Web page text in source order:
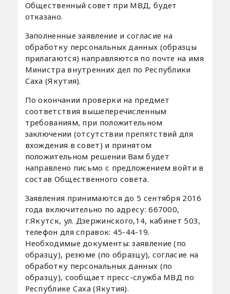
Общественный совет при МВД, будет
отказано.
Заполненные заявление и согласие на
обработку персональных данных (образцы
прилагаются) направляются по почте на имя
Министра внутренних дел по Республики
Саха (Якутия).
По окончании проверки на предмет
соответствия вышеперечисленным
требованиям, при положительном
заключении (отсутствии препятствий для
вхождения в совет) и принятом
положительном решении Вам будет
направлено письмо с предложением войти в
состав Общественного совета.
Заявления принимаются до 5 сентября 2016
года включительно по адресу: 667000,
г.Якутск, ул. Дзержинского,14, кабинет 503,
телефон для справок: 45-44-19.
Необходимые документы: заявление (по
образцу), резюме (по образцу), согласие на
обработку персональных данных (по
образцу), сообщает пресс-служба МВД по
Республике Саха (Якутия).